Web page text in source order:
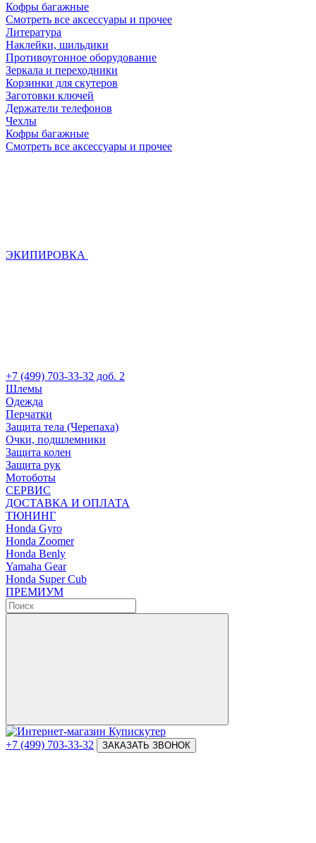
Кофры багажные
Смотреть все аксессуары и прочее
Литература
Наклейки, шильдики
Противоугонное оборудование
Зеркала и переходники
Корзинки для скутеров
Заготовки ключей
Держатели телефонов
Чехлы
Кофры багажные
Смотреть все аксессуары и прочее
ЭКИПИРОВКА
+7 (499) 703-33-32 доб. 2
Шлемы
Одежда
Перчатки
Защита тела (Черепаха)
Очки, подшлемники
Защита колен
Защита рук
Мотоботы
СЕРВИС
ДОСТАВКА И ОПЛАТА
ТЮНИНГ
Honda Gyro
Honda Zoomer
Honda Benly
Yamaha Gear
Honda Super Cub
ПРЕМИУМ
+7 (499) 703-33-32 ЗАКАЗАТЬ ЗВОНОК